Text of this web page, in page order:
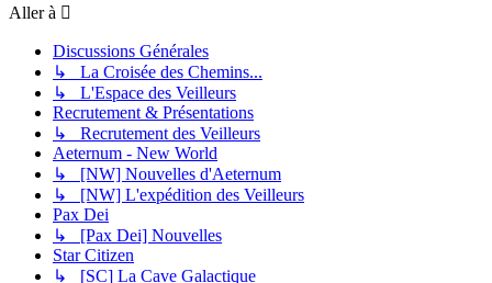
Aller à
Discussions Générales
↳ La Croisée des Chemins...
↳ L'Espace des Veilleurs
Recrutement & Présentations
↳ Recrutement des Veilleurs
Aeternum - New World
↳ [NW] Nouvelles d'Aeternum
↳ [NW] L'expédition des Veilleurs
Pax Dei
↳ [Pax Dei] Nouvelles
Star Citizen
↳ [SC] La Cave Galactique